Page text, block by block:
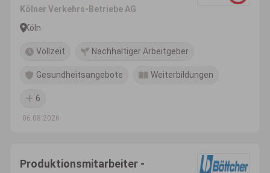
Kölner Verkehrs-Betriebe AG
Köln
Vollzeit Nachhaltiger Arbeitgeber
Gesundheitsangebote Weiterbildungen
6
06.08.2026
Produktionsmitarbeiter -